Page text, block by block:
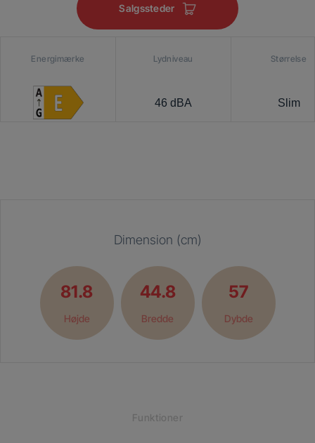
Salgssteder
Energimærke Lydniveau
46 dBA
Størrelse
Slim
Dimension (cm)
81.8
Højde
44.8
Bredde
57
Dybde
Funktioner